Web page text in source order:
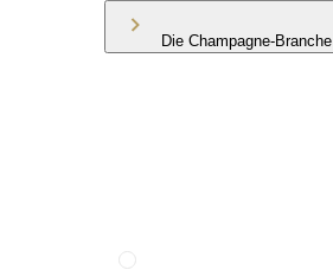
Die Champagne-Branche